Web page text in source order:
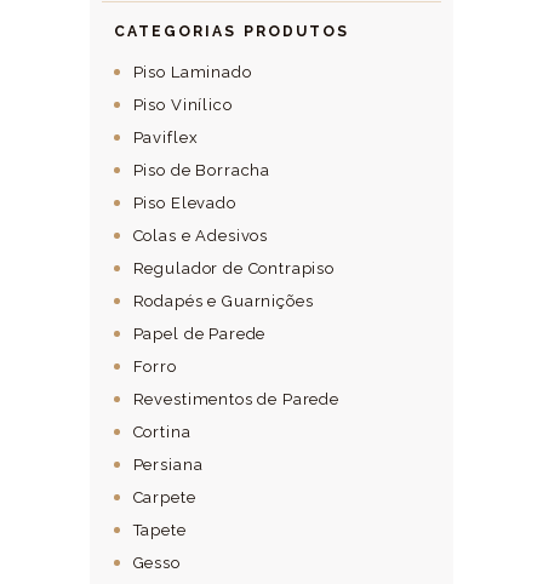
CATEGORIAS PRODUTOS
Piso Laminado
Piso Vinílico
Paviflex
Piso de Borracha
Piso Elevado
Colas e Adesivos
Regulador de Contrapiso
Rodapés e Guarnições
Papel de Parede
Forro
Revestimentos de Parede
Cortina
Persiana
Carpete
Tapete
Gesso